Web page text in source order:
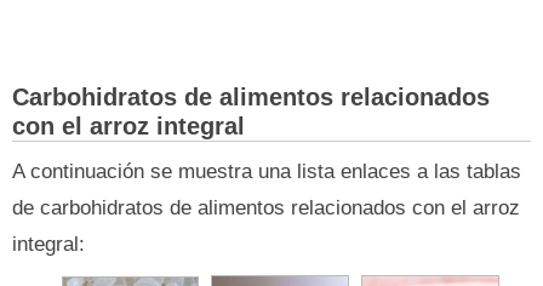
Carbohidratos de alimentos relacionados
con el arroz integral
A continuación se muestra una lista enlaces a las tablas
de carbohidratos de alimentos relacionados con el arroz
integral: